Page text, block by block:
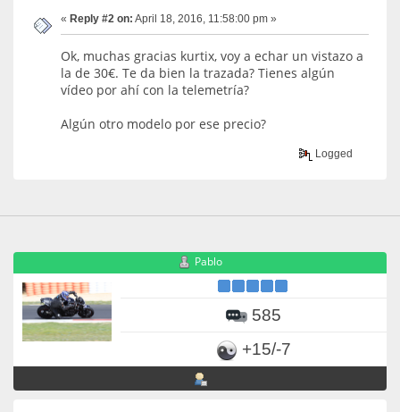
« Reply #2 on: April 18, 2016, 11:58:00 pm »
Ok, muchas gracias kurtix, voy a echar un vistazo a
la de 30€. Te da bien la trazada? Tienes algún
vídeo por ahí con la telemetría?
Algún otro modelo por ese precio?
Logged
Pablo
585
+15/-7